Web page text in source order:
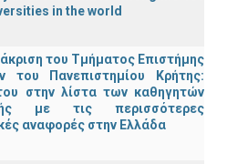
in the world
του Τμήματος Επιστήμης
του Πανεπιστημίου Κρήτης:
στην λίστα των καθηγητών
με τις περισσότερες
αναφορές στην Ελλάδα